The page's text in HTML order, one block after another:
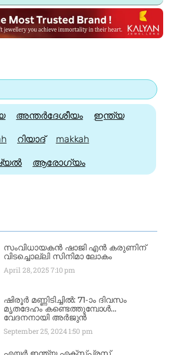
അന്തർദേശീയം ഇന്ത്യ
റിയാദ് makkah
ആരോഗ്യം
സംവിധായകൻ ഷാജി എൻ കരുണിന്
വിടച്ചൊല്ലി സിനിമാ ലോകം
April 28, 20257:10 pm
ഷിരൂർ മണ്ണിടിച്ചിൽ: 71-ാം ദിവസം
മൃതദേഹം കണ്ടെത്തുമ്പോൾ…
വേദനനായി അർജുൻ
September 25, 20241:50 pm